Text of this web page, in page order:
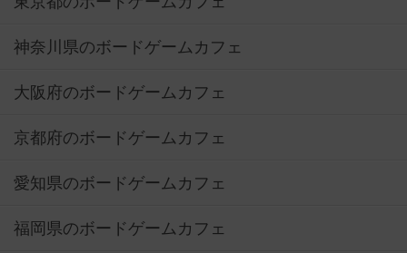
神奈川県のボードゲームカフェ
大阪府のボードゲームカフェ
京都府のボードゲームカフェ
愛知県のボードゲームカフェ
福岡県のボードゲームカフェ